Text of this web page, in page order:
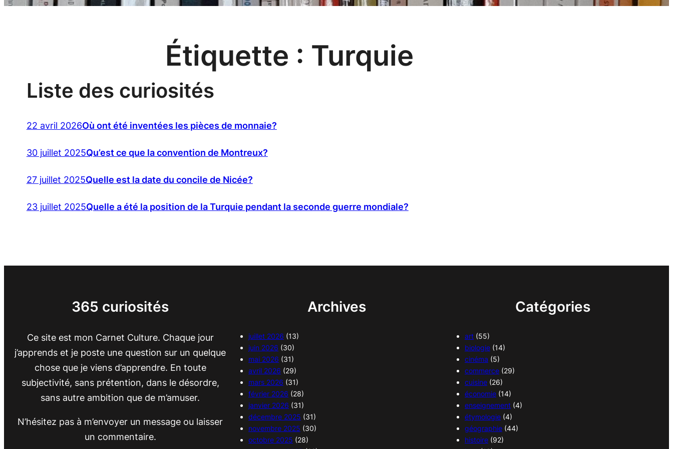
Étiquette : Turquie
Liste des curiosités
22 avril 2026Où ont été inventées les pièces de monnaie?
30 juillet 2025Qu’est ce que la convention de Montreux?
27 juillet 2025Quelle est la date du concile de Nicée?
23 juillet 2025Quelle a été la position de la Turquie pendant la seconde guerre mondiale?
365 curiosités
Ce site est mon Carnet Culture. Chaque jour
j’apprends et je poste une question sur un quelque
chose que je viens d’apprendre. En toute
subjectivité, sans prétention, dans le désordre,
sans autre ambition que de m’amuser.
N’hésitez pas à m’envoyer un message ou laisser
un commentaire.
Archives
juillet 2026 (13)
juin 2026 (30)
mai 2026 (31)
avril 2026 (29)
mars 2026 (31)
février 2026 (28)
janvier 2026 (31)
décembre 2025 (31)
novembre 2025 (30)
octobre 2025 (28)
Catégories
art (55)
biologie (14)
cinéma (5)
commerce (29)
cuisine (26)
économie (14)
enseignement (4)
étymologie (4)
géographie (44)
histoire (92)